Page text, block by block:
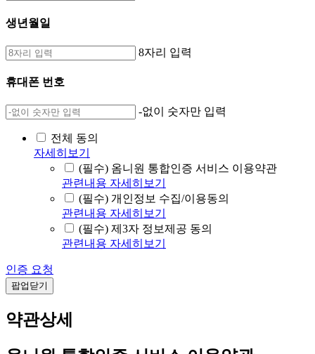
생년월일
8자리 입력
휴대폰 번호
-없이 숫자만 입력
전체 동의
자세히보기
(필수) 옴니원 통합인증 서비스 이용약관
관련내용 자세히보기
(필수) 개인정보 수집/이용동의
관련내용 자세히보기
(필수) 제3자 정보제공 동의
관련내용 자세히보기
인증 요청
팝업닫기
약관상세